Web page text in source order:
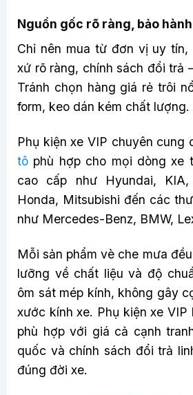
Nguồn gốc rõ ràng, bảo
Chỉ nên mua từ đơn vị uy
xứ rõ ràng, chính sách đổi trả
Tránh chọn hàng giá rẻ trôi
form, keo dán kém chất lượng.
Phụ kiện xe VIP chuyên cung
tô phù hợp cho mọi dòng xe
cao cấp như Hyundai, KIA,
Honda, Mitsubishi đến các
như Mercedes-Benz, BMW,
Mỗi sản phẩm vè che mưa
lưỡng về chất liệu và độ
ôm sát mép kính, không gây
xước kính xe. Phụ kiện xe VIP
phù hợp với giá cả cạnh
quốc và chính sách đổi trả
đúng đời xe.